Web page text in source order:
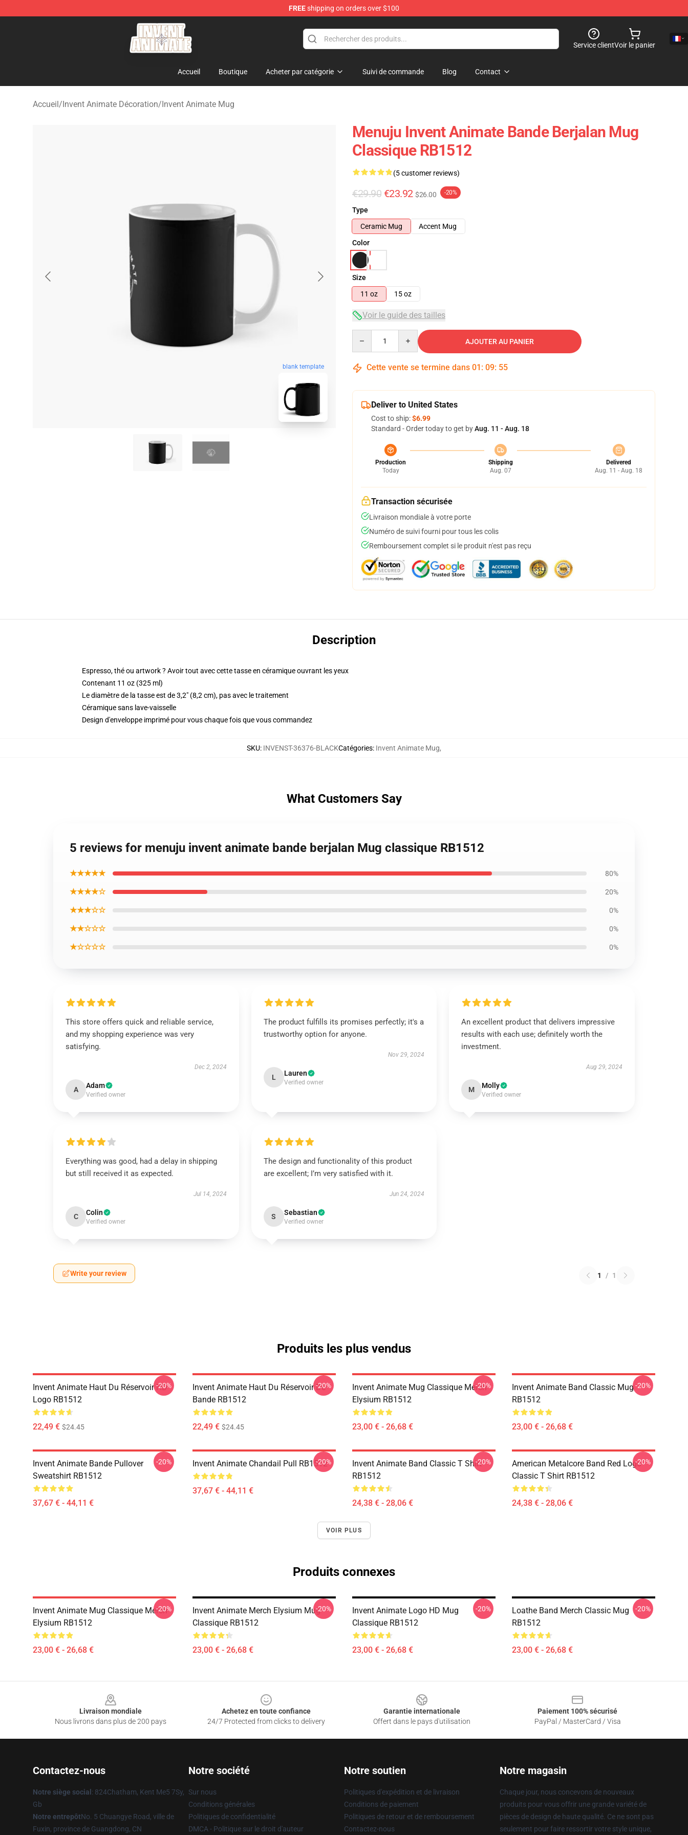
FREEshipping on orders over $100
Invent Animate Shop - Official Invent Animate Merchandise Store
Service clientVoir le panier
Accueil Boutique Acheter par catégorie Suivi de commande Blog Contact
Accueil/Invent Animate Décoration/Invent Animate Mug
blank template
Menuju Invent Animate Bande Berjalan Mug
Classique RB1512
(5 customer reviews)
€29.90 €23.92 $26.00 -20%
Type
Ceramic Mug
Accent Mug
Color
Size
11 oz
15 oz
Voir le guide des tailles
AJOUTER AU PANIER
Cette vente se termine dans 01 : 09: 54
Deliver to United States
Cost to ship:$6.99
Standard - Order today to get byAug. 11 - Aug. 18
Production
Today
Shipping
Aug. 07
Delivered
Aug. 11 - Aug. 18
Transaction sécurisée
Livraison mondiale à votre porte
Numéro de suivi fourni pour tous les colis
Remboursement complet si le produit n'est pas reçu
Description
Espresso, thé ou artwork ? Avoir tout avec cette tasse en céramique ouvrant les yeux
Contenant 11 oz (325 ml)
Le diamètre de la tasse est de 3,2" (8,2 cm), pas avec le traitement
Céramique sans lave-vaisselle
Design d'enveloppe imprimé pour vous chaque fois que vous commandez
SKU: INVENST-36376-BLACKCatégories: Invent Animate Mug,
What Customers Say
5 reviews for menuju invent animate bande berjalan Mug classique RB1512
★★★★★ 80%
★★★★☆ 20%
★★★☆☆ 0%
★★☆☆☆ 0%
★☆☆☆☆ 0%
This store offers quick and reliable service,
and my shopping experience was very
satisfying.
Dec 2, 2024
A Adam
Verified owner
The product fulfills its promises perfectly; it's a
trustworthy option for anyone.
Nov 29, 2024
L Lauren
Verified owner
An excellent product that delivers impressive
results with each use; definitely worth the
investment.
Aug 29, 2024
M Molly
Verified owner
Everything was good, had a delay in shipping
but still received it as expected.
Jul 14, 2024
C Colin
Verified owner
The design and functionality of this product
are excellent; I’m very satisfied with it.
Jun 24, 2024
S Sebastian
Verified owner
Write your review 1 / 1
Produits les plus vendus
Invent Animate Haut Du Réservoir HD
Logo RB1512
22,49 € $24.45
-20%
Invent Animate Haut Du Réservoir De
Bande RB1512
22,49 € $24.45
-20%
Invent Animate Mug Classique Merch
Elysium RB1512
23,00 € - 26,68 €
-20%
Invent Animate Band Classic Mug
RB1512
23,00 € - 26,68 €
-20%
Invent Animate Bande Pullover
Sweatshirt RB1512
37,67 € - 44,11 €
-20% Invent Animate Chandail Pull RB1512
37,67 € - 44,11 €
-20%
Invent Animate Band Classic T Shirt
RB1512
24,38 € - 28,06 €
-20%
American Metalcore Band Red Logo
Classic T Shirt RB1512
24,38 € - 28,06 €
-20%
VOIR PLUS
Produits connexes
Invent Animate Mug Classique Merch
Elysium RB1512
23,00 € - 26,68 €
-20%
Invent Animate Merch Elysium Mug
Classique RB1512
23,00 € - 26,68 €
-20%
Invent Animate Logo HD Mug
Classique RB1512
23,00 € - 26,68 €
-20%
Loathe Band Merch Classic Mug
RB1512
23,00 € - 26,68 €
-20%
Livraison mondiale
Nous livrons dans plus de 200 pays
Achetez en toute confiance
24/7 Protected from clicks to delivery
Garantie internationale
Offert dans le pays d'utilisation
Paiement 100% sécurisé
PayPal / MasterCard / Visa
Contactez-nous
Notre siège social : 824Chatham, Kent Me5 7Sy,
Gb
Notre entrepôtNo. 5 Chuangye Road, ville de
Fuxin, province de Guangdong, CN
Notre société
Sur nous
Conditions générales
Politiques de confidentialité
DMCA - Politique sur le droit d'auteur
Notre soutien
Politiques d'expédition et de livraison
Conditions de paiement
Politiques de retour et de remboursement
Contactez-nous
Notre magasin
Chaque jour, nous concevons de nouveaux
produits pour vous offrir une grande variété de
pièces de design de haute qualité. Ce ne sont pas
seulement pour faire ressortir votre style unique,